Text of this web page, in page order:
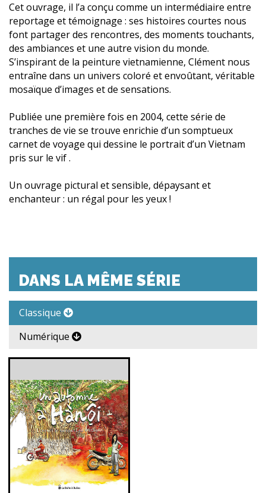
Cet ouvrage, il l’a conçu comme un intermédiaire entre
reportage et témoignage : ses histoires courtes nous
font partager des rencontres, des moments touchants,
des ambiances et une autre vision du monde.
S’inspirant de la peinture vietnamienne, Clément nous
entraîne dans un univers coloré et envoûtant, véritable
mosaïque d’images et de sensations.
Publiée une première fois en 2004, cette série de
tranches de vie se trouve enrichie d’un somptueux
carnet de voyage qui dessine le portrait d’un Vietnam
pris sur le vif .
Un ouvrage pictural et sensible, dépaysant et
enchanteur : un régal pour les yeux !
DANS LA MÊME SÉRIE
Classique
Numérique